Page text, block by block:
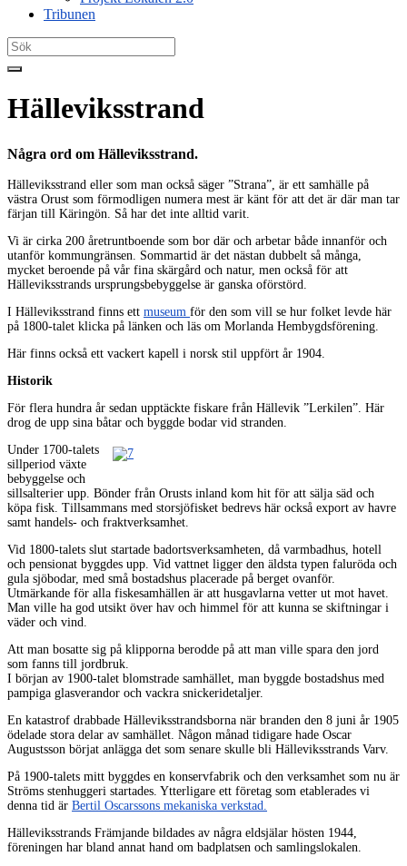
Tribunen
Search
for:
Hälleviksstrand
Några ord om Hälleviksstrand.
Hälleviksstrand eller som man också säger ”Strana”, är ett samhälle på
västra Orust som förmodligen numera mest är känt för att det är där man tar
färjan till Käringön. Så har det inte alltid varit.
Vi är cirka 200 åretruntboende som bor där och arbetar både innanför och
utanför kommungränsen. Sommartid är det nästan dubbelt så många,
mycket beroende på vår fina skärgård och natur, men också för att
Hälleviksstrands ursprungsbebyggelse är ganska oförstörd.
I Hälleviksstrand finns ett museum för den som vill se hur folket levde här
på 1800-talet klicka på länken och läs om Morlanda Hembygdsförening.
Här finns också ett vackert kapell i norsk stil uppfört år 1904.
Historik
För flera hundra år sedan upptäckte fiskare från Hällevik ”Lerkilen”. Här
drog de upp sina båtar och byggde bodar vid stranden.
Under 1700-talets
sillperiod växte
bebyggelse och
sillsalterier upp. Bönder från Orusts inland kom hit för att sälja säd och
köpa fisk. Tillsammans med storsjöfisket bedrevs här också export av havre
samt handels- och fraktverksamhet.
Vid 1800-talets slut startade badortsverksamheten, då varmbadhus, hotell
och pensionat byggdes upp. Vid vattnet ligger den äldsta typen faluröda och
gula sjöbodar, med små bostadshus placerade på berget ovanför.
Utmärkande för alla fiskesamhällen är att husgavlarna vetter ut mot havet.
Man ville ha god utsikt över hav och himmel för att kunna se skiftningar i
väder och vind.
Att man bosatte sig på klipporna berodde på att man ville spara den jord
som fanns till jordbruk.
I början av 1900-talet blomstrade samhället, man byggde bostadshus med
pampiga glasverandor och vackra snickeridetaljer.
En katastrof drabbade Hälleviksstrandsborna när branden den 8 juni år 1905
ödelade stora delar av samhället. Någon månad tidigare hade Oscar
Augustsson börjat anlägga det som senare skulle bli Hälleviksstrands Varv.
På 1900-talets mitt byggdes en konservfabrik och den verksamhet som nu är
Ströms stenhuggeri startades. Ytterligare ett företag som etablerades vi
denna tid är Bertil Oscarssons mekaniska verkstad.
Hälleviksstrands Främjande bildades av några eldsjälar hösten 1944,
föreningen har bland annat hand om badplatsen och samlingslokalen.